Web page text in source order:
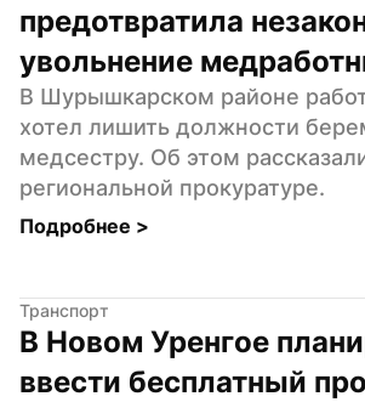
предотвратила
увольнение
В Шурышкарском районе
хотел лишить должности
медсестру. Об этом
региональной прокуратуре.
Подробнее >
Транспорт
В Новом Уренгое
ввести бесплатный